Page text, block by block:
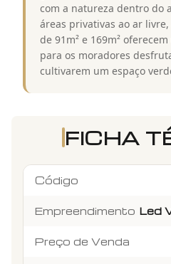
com a natureza dentro do
áreas privativas ao ar
de 91m² e 169m²
para os moradores
cultivarem um espaço
FICHA
Código
Empreendimento Led
Preço de Venda